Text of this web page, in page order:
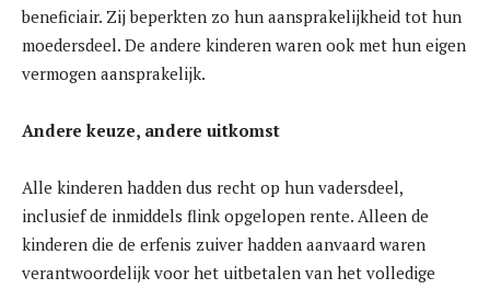
beneficiair. Zij beperkten zo hun aansprakelijkheid tot hun
moedersdeel. De andere kinderen waren ook met hun eigen
vermogen aansprakelijk.
Andere keuze, andere uitkomst
Alle kinderen hadden dus recht op hun vadersdeel,
inclusief de inmiddels flink opgelopen rente. Alleen de
kinderen die de erfenis zuiver hadden aanvaard waren
verantwoordelijk voor het uitbetalen van het volledige